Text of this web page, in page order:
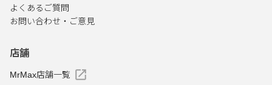
よくあるご質問
お問い合わせ・ご意見
店舗
MrMax店舗一覧